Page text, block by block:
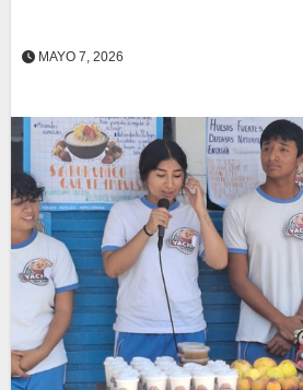
MAYO 7, 2026